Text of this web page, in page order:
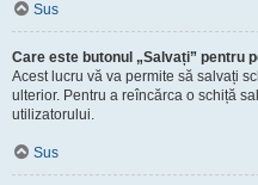
Sus
Care este butonul „Salvați” pentru
Acest lucru vă va permite să salvați
ulterior. Pentru a reîncărca o schiță
utilizatorului.
Sus